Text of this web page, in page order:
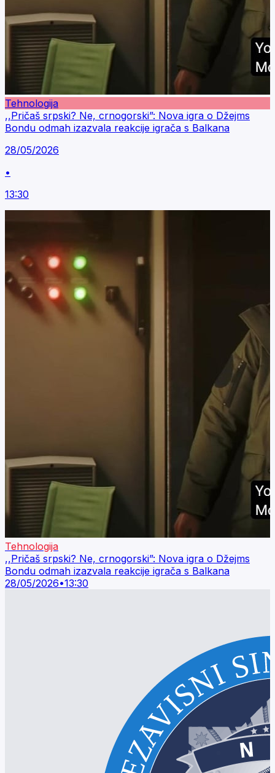
Tehnologija
,,Pričaš srpski? Ne, crnogorski”: Nova igra o Džejms
Bondu odmah izazvala reakcije igrača s Balkana
28/05/2026
•
13:30
Tehnologija
,,Pričaš srpski? Ne, crnogorski”: Nova igra o Džejms
Bondu odmah izazvala reakcije igrača s Balkana
28/05/2026•13:30